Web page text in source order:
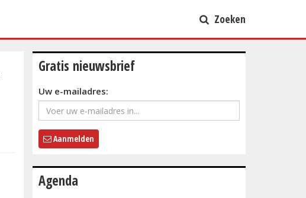
Zoeken
Gratis nieuwsbrief
Uw e-mailadres:
Aanmelden
Agenda